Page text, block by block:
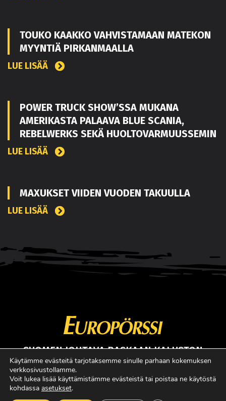
TOUKO KAAKKO VAHVISTAMAAN MATEKON
MYYNTIÄ PIRKANMAALLA
LUE LISÄÄ
POWER TRUCK SHOW’SSA MUKANA
AMERIKASTA PALAAVA BLUE SCANIA,
REBELWERKS SEKÄ HUOLTOVARMUUSSEMIN
LUE LISÄÄ
MAXUKSET VIIDEN VUODEN TAKUULLA
LUE LISÄÄ
SUOMEN JOHTAVA RASKAAN KALUSTON
ERIKOISLEHTI
Copyright © Faktavisa Oy / Europörssi 2017. All Rights Reserved.
Käytämme evästeitä tarjotaksemme sinulle parhaan kokemuksen
verkkosivustollamme.
Voit lukea lisää käyttämistämme evästeistä tai poistaa ne käytöstä
kohdassa asetukset.